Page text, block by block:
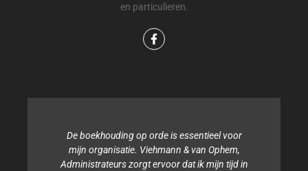
en particulieren.
De boekhouding op orde is essentieel voor
mijn organisatie. Viehmann & van Ophem,
Administrateurs zorgt ervoor dat ik mijn tijd in